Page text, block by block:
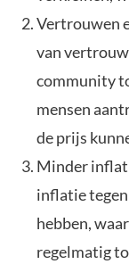
Vertrouwen
van
community
mensen
de prijs
Minder
inflatie
hebben,
regelmatig